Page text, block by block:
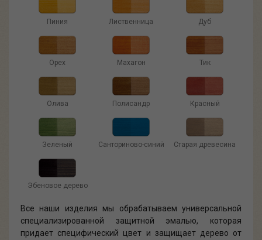
Пиния Лиственница Дуб
Орех Махагон Тик
Олива Полисандр Красный
Зеленый Санториново-синий Старая древесина
Эбеновое дерево
Все наши изделия мы обрабатываем универсальной
специализированной защитной эмалью, которая
придает специфический цвет и защищает дерево от